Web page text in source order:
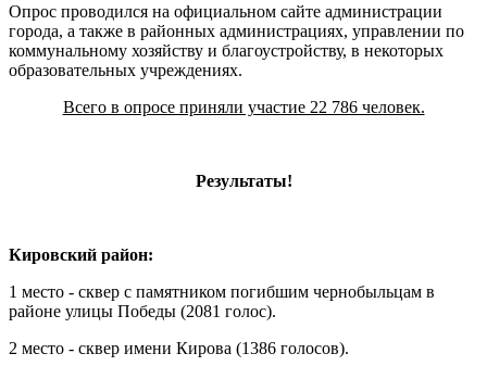
Опрос проводился на официальном сайте администрации
города, а также в районных администрациях, управлении по
коммунальному хозяйству и благоустройству, в некоторых
образовательных учреждениях.
Всего в опросе приняли участие 22 786 человек.
Результаты!
Кировский район:
1 место - сквер с памятником погибшим чернобыльцам в
районе улицы Победы (2081 голос).
2 место - сквер имени Кирова (1386 голосов).